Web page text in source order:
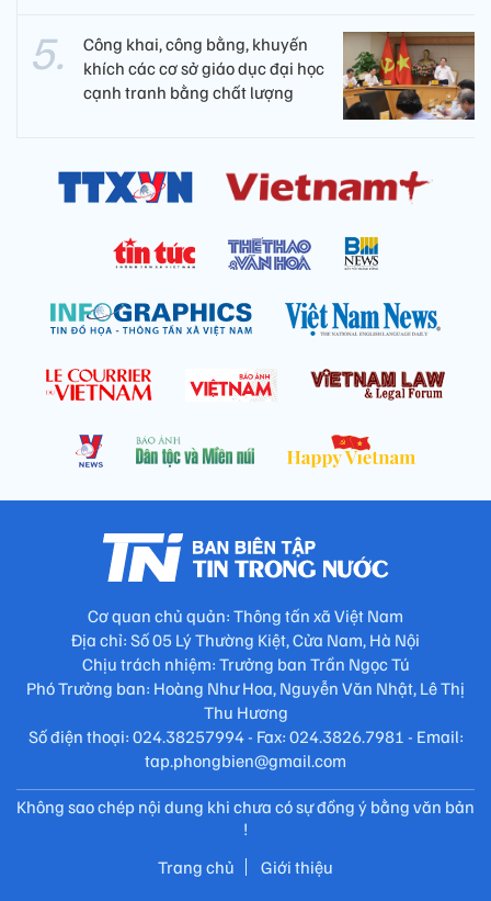
Công khai, công bằng, khuyến
khích các cơ sở giáo dục đại học
cạnh tranh bằng chất lượng​
Cơ quan chủ quản: Thông tấn xã Việt Nam
Địa chỉ: Số 05 Lý Thường Kiệt, Cửa Nam, Hà Nội
Chịu trách nhiệm: Trưởng ban Trần Ngọc Tú
Phó Trưởng ban: Hoàng Như Hoa, Nguyễn Văn Nhật, Lê Thị
Thu Hương
Số điện thoại: 024.38257994 - Fax: 024.3826.7981 - Email:
tap.phongbien@gmail.com
Không sao chép nội dung khi chưa có sự đồng ý bằng văn bản
!
Trang chủ
Giới thiệu